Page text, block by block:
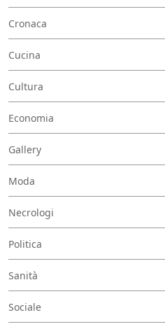
Cronaca
Cucina
Cultura
Economia
Gallery
Moda
Necrologi
Politica
Sanità
Sociale